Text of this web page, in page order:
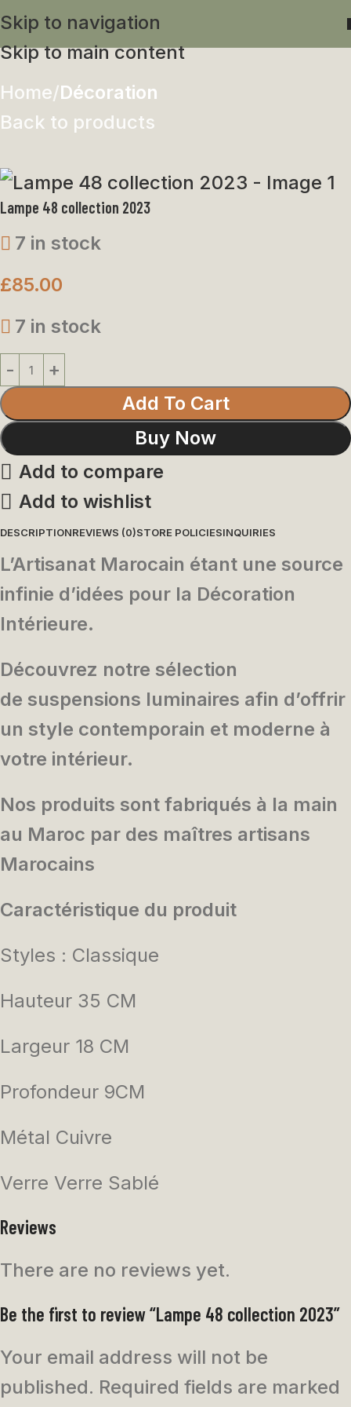
Skip to navigation
Skip to main content
Home Décoration
Back to products
Lampe 48 collection 2023
7 in stock
£85.00
7 in stock
Add To Cart
Buy Now
Add to compare
Add to wishlist
DESCRIPTIONREVIEWS (0)STORE POLICIESINQUIRIES
L’Artisanat Marocain étant une source
infinie d’idées pour la Décoration
Intérieure.
Découvrez notre sélection
de suspensions luminaires afin d’offrir
un style contemporain et moderne à
votre intérieur.
Nos produits sont fabriqués à la main
au Maroc par des maîtres artisans
Marocains
Caractéristique du produit
Styles : Classique
Hauteur 35 CM
Largeur 18 CM
Profondeur 9CM
Métal Cuivre
Verre Verre Sablé
Reviews
There are no reviews yet.
Be the first to review “Lampe 48 collection 2023”
Your email address will not be
published. Required fields are marked